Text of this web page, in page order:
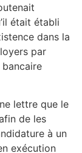
était établi
dans la
par
lettre que le
de les
à un
exécution